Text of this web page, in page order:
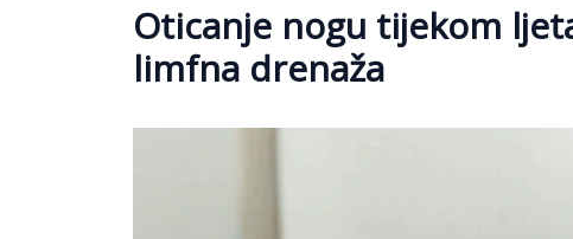
Oticanje nogu tijekom
limfna drenaža